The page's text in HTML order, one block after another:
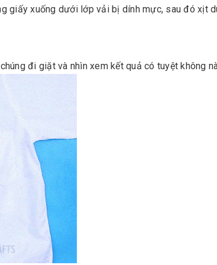
giấy xuống dưới lớp vải bị dính mực, sau đó xịt
đi giặt và nhìn xem kết quả có tuyệt không